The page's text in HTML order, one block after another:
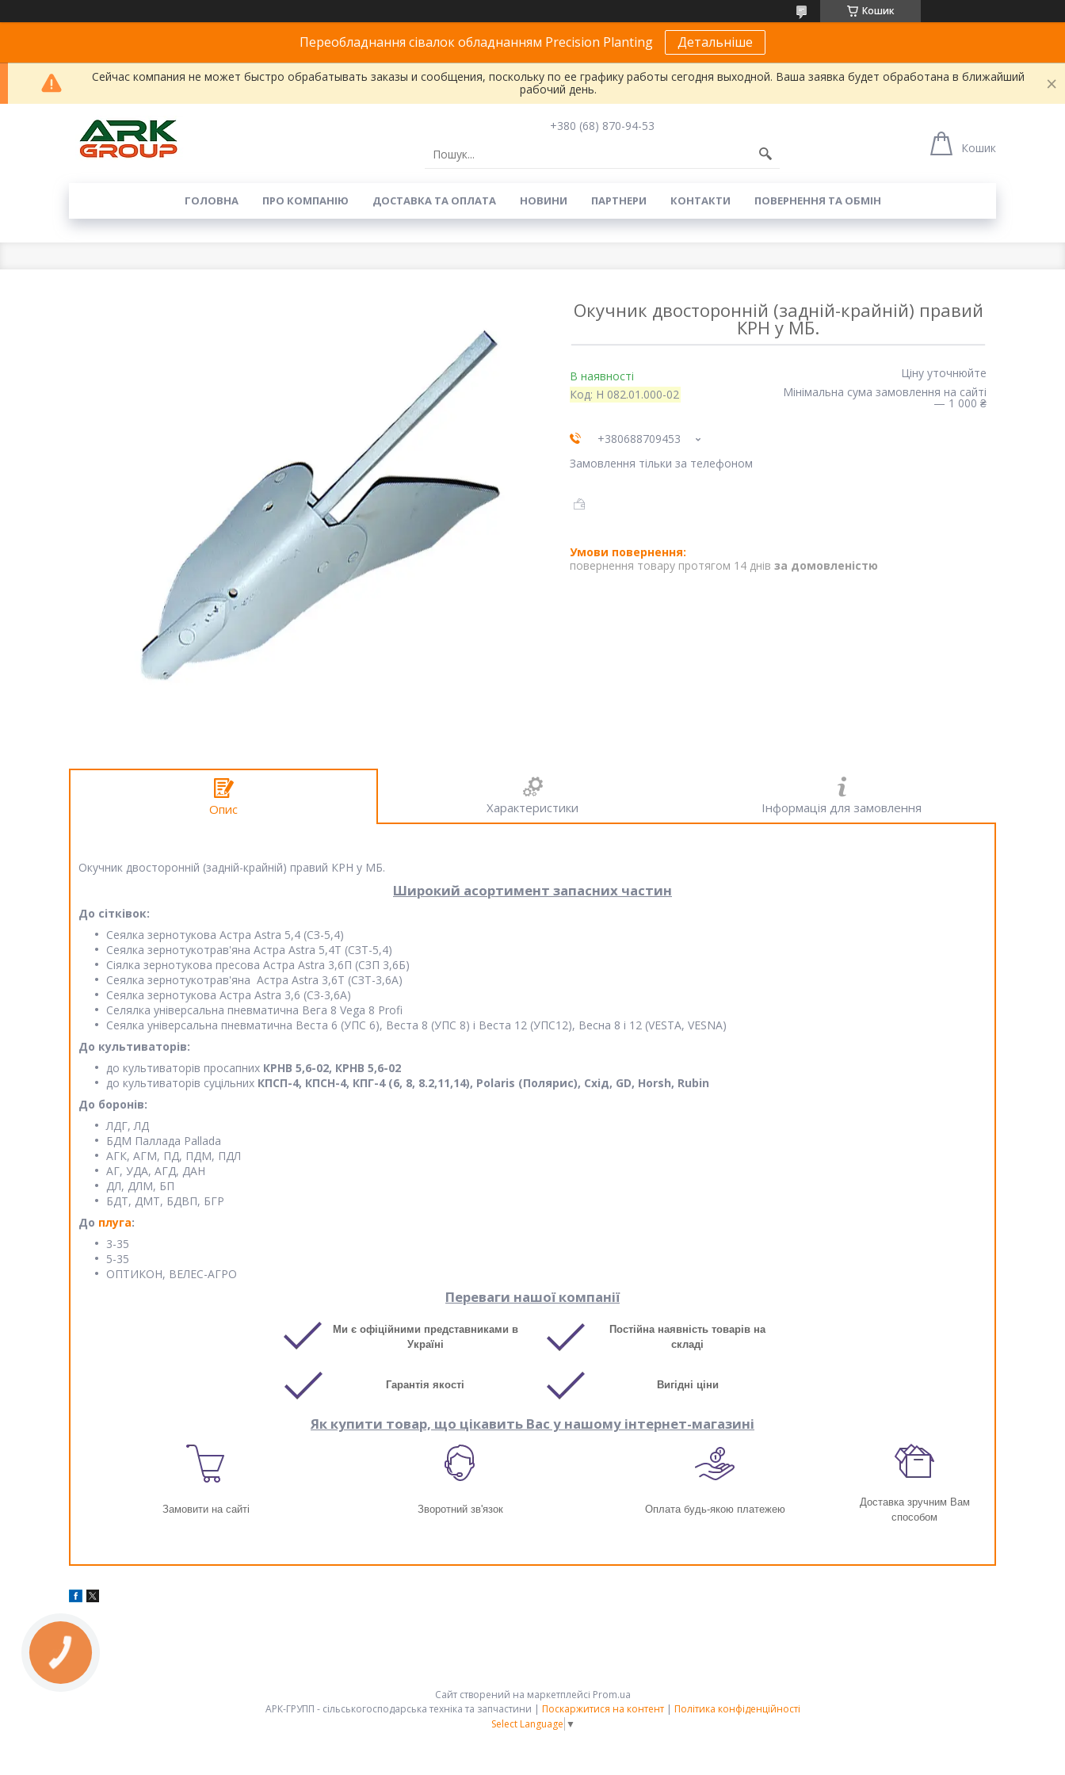
Кошик
Переобладнання сівалок обладнанням Precision Planting Детальніше
Сейчас компания не может быстро обрабатывать заказы и сообщения, поскольку по ее графику работы сегодня выходной. Ваша заявка будет обработана в ближайший
рабочий день.
+380 (68) 870-94-53
Кошик
ГОЛОВНА ПРО КОМПАНІЮ ДОСТАВКА ТА ОПЛАТА НОВИНИ ПАРТНЕРИ КОНТАКТИ ПОВЕРНЕННЯ ТА ОБМІН
Окучник двосторонній (задній-крайній) правий
КРН у МБ.
В наявності
Код: Н 082.01.000-02
Ціну уточнюйте
Мінімальна сума замовлення на сайті
— 1 000 ₴
+380688709453
Замовлення тільки за телефоном
повернення товару протягом 14 днів за домовленістю
Опис Характеристики Інформація для замовлення
Окучник двосторонній (задній-крайній) правий КРН у МБ.
Широкий асортимент запасних частин
До сітківок:
Сеялка зернотукова Астра Astra 5,4 (СЗ-5,4)
Сеялка зернотукотрав'яна Астра Astra 5,4Т (СЗТ-5,4)
Сіялка зернотукова пресова Астра Astra 3,6П (СЗП 3,6Б)
Сеялка зернотукотрав'яна Астра Astra 3,6Т (СЗТ-3,6А)
Сеялка зернотукова Астра Astra 3,6 (СЗ-3,6А)
Селялка універсальна пневматична Вега 8 Vega 8 Profi
Сеялка універсальна пневматична Веста 6 (УПС 6), Веста 8 (УПС 8) і Веста 12 (УПС12), Весна 8 і 12 (VESTA, VESNA)
До культиваторів:
до культиваторів просапних КРНВ 5,6-02, КРНВ 5,6-02
до культиваторів суцільних КПСП-4, КПСН-4, КПГ-4 (6, 8, 8.2,11,14), Polaris (Полярис), Схід, GD, Horsh, Rubin
До боронів:
ЛДГ, ЛД
БДМ Паллада Pallada
АГК, АГМ, ПД, ПДМ, ПДЛ
АГ, УДА, АГД, ДАН
ДЛ, ДЛМ, БП
БДТ, ДМТ, БДВП, БГР
До плуга:
3-35
5-35
ОПТИКОН, ВЕЛЕС-АГРО
Переваги нашої компанії
Ми є офіційними представниками в
Україні
Постійна наявність товарів на
складі
Гарантія якості Вигідні ціни
Як купити товар, що цікавить Вас у нашому інтернет-магазині
Замовити на сайті Зворотний зв'язок Оплата будь-якою платежею
Доставка зручним Вам
способом
Сайт створений на маркетплейсі Prom.ua
АРК-ГРУПП - сільськогосподарська техніка та запчастини | Поскаржитися на контент | Політика конфіденційності
Select Language ▼
КНОПКА
ЗВ'ЯЗКУ